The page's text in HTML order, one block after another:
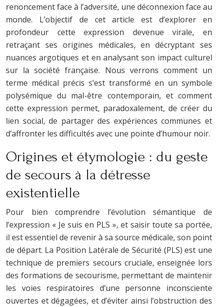
renoncement face à l’adversité, une déconnexion face au
monde. L’objectif de cet article est d’explorer en
profondeur cette expression devenue virale, en
retraçant ses origines médicales, en décryptant ses
nuances argotiques et en analysant son impact culturel
sur la société française. Nous verrons comment un
terme médical précis s’est transformé en un symbole
polysémique du mal-être contemporain, et comment
cette expression permet, paradoxalement, de créer du
lien social, de partager des expériences communes et
d’affronter les difficultés avec une pointe d’humour noir.
Origines et étymologie : du geste
de secours à la détresse
existentielle
Pour bien comprendre l’évolution sémantique de
l’expression « Je suis en PLS », et saisir toute sa portée,
il est essentiel de revenir à sa source médicale, son point
de départ. La Position Latérale de Sécurité (PLS) est une
technique de premiers secours cruciale, enseignée lors
des formations de secourisme, permettant de maintenir
les voies respiratoires d’une personne inconsciente
ouvertes et dégagées, et d’éviter ainsi l’obstruction des